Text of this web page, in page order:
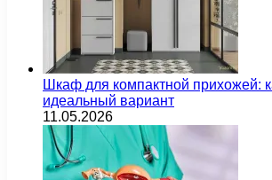
Шкаф для компактной прихожей:
идеальный вариант
11.05.2026